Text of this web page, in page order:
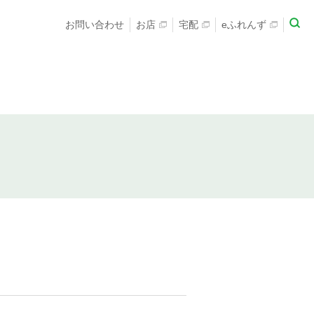
お問い合わせ お店 宅配 eふれんず